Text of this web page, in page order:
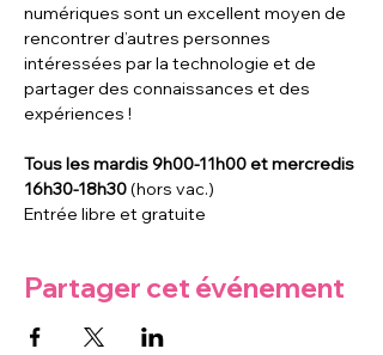
numériques sont un excellent moyen de
rencontrer d’autres personnes
intéressées par la technologie et de
partager des connaissances et des
expériences !
Tous les mardis 9h00-11h00 et mercredis
16h30-18h30 (hors vac.)
Entrée libre et gratuite
Partager cet événement